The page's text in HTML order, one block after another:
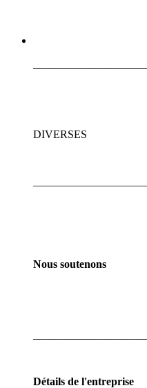
DIVERSES
Nous soutenons
Détails de l'entreprise